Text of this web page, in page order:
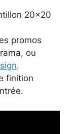
20×20
promos
ou
.
finition